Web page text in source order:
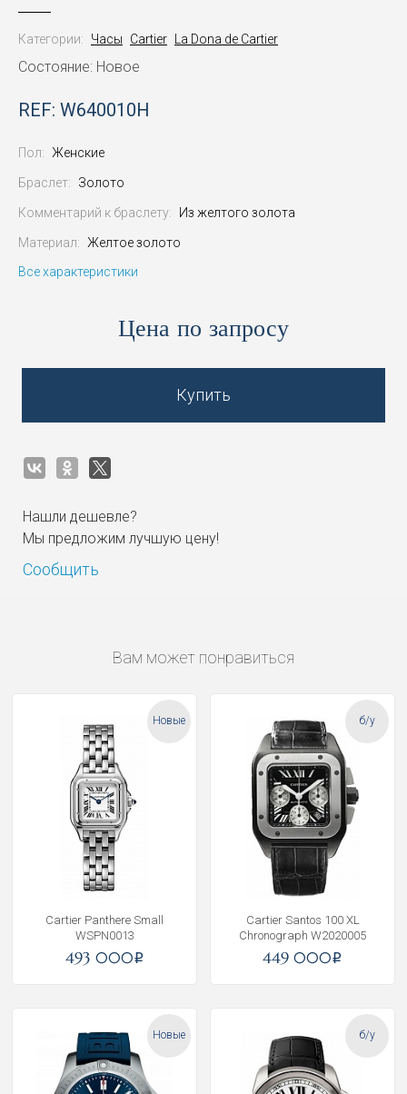
Категории: Часы Cartier La Dona de Cartier
Состояние: Новое
REF: W640010H
Пол: Женские
Браслет: Золото
Комментарий к браслету: Из желтого золота
Материал:
Желтое золото
Все характеристики
Цена по запросу
Купить
Нашли дешевле?
Мы предложим лучшую цену!
Сообщить
Вам может понравиться
Новые
Cartier Panthere Small
WSPN0013
493 000i
б/у
Cartier Santos 100 XL
Chronograph W2020005
449 000i
Новые б/у